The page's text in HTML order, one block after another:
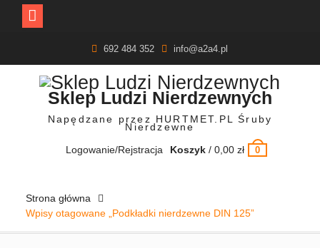
content
692 484 352 info@a2a4.pl
Sklep Ludzi Nierdzewnych
Napędzane przez HURTMET.PL Śruby
Nierdzewne
Logowanie/Rejstracja
Koszyk /0,00zł 0
Strona główna
Wpisy otagowane „Podkładki nierdzewne DIN 125”